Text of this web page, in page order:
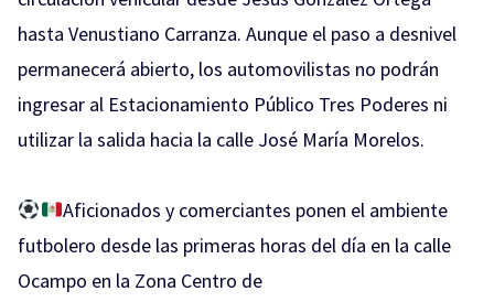
hasta Venustiano Carranza. Aunque el paso a desnivel
permanecerá abierto, los automovilistas no podrán
ingresar al Estacionamiento Público Tres Poderes ni
utilizar la salida hacia la calle José María Morelos.
Aficionados y comerciantes ponen el ambiente
futbolero desde las primeras horas del día en la calle
Ocampo en la Zona Centro de